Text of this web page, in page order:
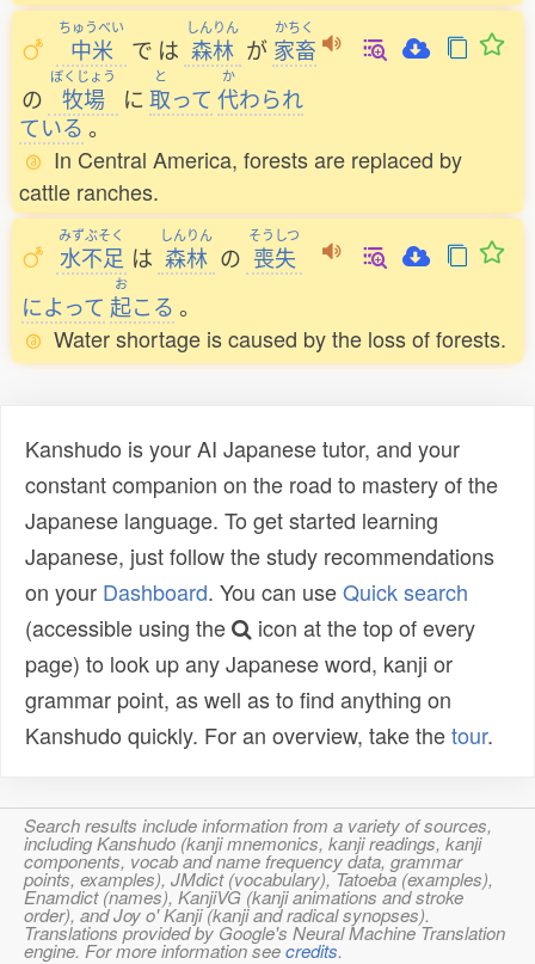
ちゅうべい
中米 で は
しんりん
森林 が
かちく
家畜
の
ぼくじょう
牧場 に
と
取って
か
代わられ
ている。
In Central America, forests are replaced by
cattle ranches.
みずぶそく
水不足 は
しんりん
森林 の
そうしつ
喪失
によって
お
起こる 。
Water shortage is caused by the loss of forests.
Kanshudo is your AI Japanese tutor, and your
constant companion on the road to mastery of the
Japanese language. To get started learning
Japanese, just follow the study recommendations
on your Dashboard. You can useQuick search
(accessible using the
icon at the top of every
page) to look up any Japanese word, kanji or
grammar point, as well as to find anything on
Kanshudo quickly. For an overview, take thetour.
Search results include information from a variety of sources,
including Kanshudo (kanji mnemonics, kanji readings, kanji
components, vocab and name frequency data, grammar
points, examples), JMdict (vocabulary), Tatoeba (examples),
Enamdict (names), KanjiVG (kanji animations and stroke
order), and Joy o' Kanji (kanji and radical synopses).
Translations provided by Google's Neural Machine Translation
engine. For more information seecredits.